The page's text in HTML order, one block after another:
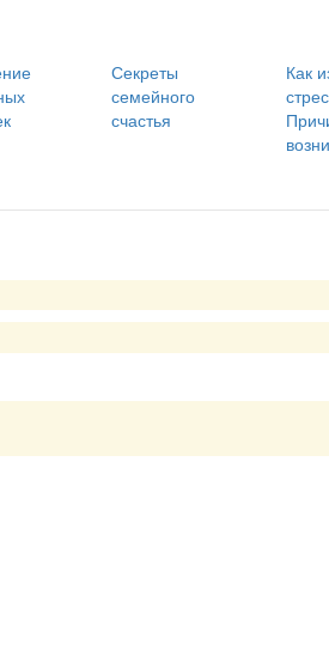
Секреты
семейного
счастья
Как